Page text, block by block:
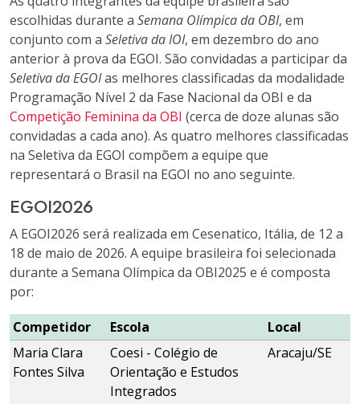
escolhidas durante a Semana Olímpica da OBI, em
conjunto com a Seletiva da IOI, em dezembro do ano
anterior à prova da EGOI. São convidadas a participar da
Seletiva da EGOIas melhores classificadas da modalidade
Programação Nível 2 da Fase Nacional da OBI e da
Competição Feminina da OBI (cerca de doze alunas são
convidadas a cada ano). As quatro melhores classificadas
na Seletiva da EGOI compõem a equipe que
representará o Brasil na EGOI no ano seguinte.
EGOI2026
A EGOI2026 será realizada em Cesenatico, Itália, de 12 a
18 de maio de 2026. A equipe brasileira foi selecionada
durante a Semana Olímpica da OBI2025 e é composta
por:
Competidor
Escola
Local
Maria Clara
Fontes Silva
Coesi - Colégio de
Orientação e Estudos
Integrados
Aracaju/SE